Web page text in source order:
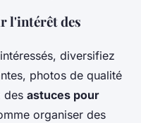
l'intérêt des
diversifiez
photos de qualité
des astuces pour
organiser des